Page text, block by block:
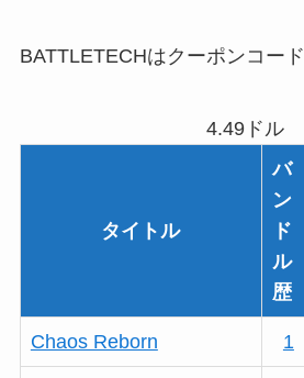
BATTLETECHはクーポンコード
4.49ドル
タイトル
バ
ン
ド
ル
歴
Chaos Reborn 1